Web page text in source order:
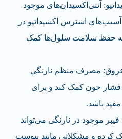
آنتی‌اکسیدان‌های موجود
آسیب‌های استرس اکسیداتیو در
حفظ سلامت سلول‌ها کمک
مصرف منظم نارنگی
خون کمک کند و برای
باشد.
موجود در نارنگی می‌تواند
و مشکلاتی مانند یبوست